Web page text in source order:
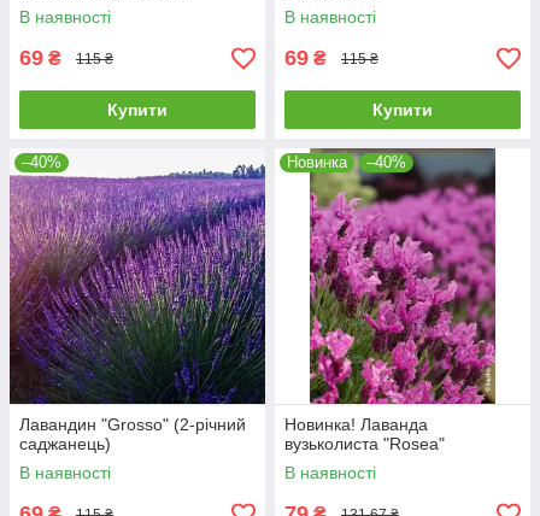
В наявності
69 ₴ 115 ₴
Купити
В наявності
69 ₴ 115 ₴
Купити
–40%
Лавандин "Grosso" (2-річний
саджанець)
В наявності
Новинка –40%
Новинка! Лаванда
вузьколиста "Rosea"
В наявності